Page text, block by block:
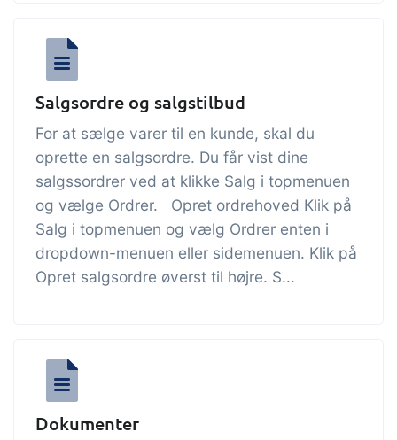
Salgsordre og salgstilbud
For at sælge varer til en kunde, skal du
oprette en salgsordre. Du får vist dine
salgssordrer ved at klikke Salg i topmenuen
og vælge Ordrer. Opret ordrehoved Klik på
Salg i topmenuen og vælg Ordrer enten i
dropdown-menuen eller sidemenuen. Klik på
Opret salgsordre øverst til højre. S...
Dokumenter